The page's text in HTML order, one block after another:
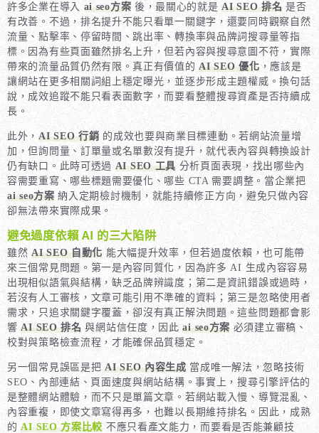
許多企業在導入 ai seo方案 後，最關心的就是AI SEO 排名是否
有改善。不過，排名提升不能只看單一關鍵字，還要同時觀察自然
流量、點擊率、停留時間、跳出率、轉換率與品牌詞搜尋量等指
標。因為有些頁面雖然排名上升，但若內容與搜尋意圖不符，實際
帶來的流量品質仍然有限。真正有價值的AI SEO 優化，應該是
讓網站在更多相關詞組上穩定曝光，並逐步形成主題權威。換句話
說，成效追蹤不能只看表面數字，而要看整體搜尋資產是否持續成
長。
此外，AI SEO 行銷 的成效也要與商業目標連動。若網站流量增
加，但詢問量、訂單量或名單數沒有提升，就代表內容與轉換設計
仍有缺口。此時可透過 AI SEO 工具 分析頁面表現，找出哪些內
容需要重寫、哪些標題需要優化、哪些 CTA 需要調整。當企業把
ai seo方案納入定期檢討機制，就能持續修正方向，避免只做內容
卻無法帶來實際成果。
避免過度依賴 AI 的三大陷阱
雖然AI SEO 自動化 能大幅提升效率，但若過度依賴，也可能帶
來三個常見問題。第一是內容同質化，因為許多 AI 生成內容容易
出現相似語氣與結構，缺乏品牌辨識度；第二是資訊錯誤或過時，
若沒有人工審核，文章可能引用不準確的資料；第三是忽略使用者
需求，只追求關鍵字覆蓋，卻沒有真正解決問題。這些問題都會影
響AI SEO 排名與網站信任度，因此ai seo方案 必須建立審稿、
校對與策略檢查流程，才能確保品質穩定。
另一個常見誤區是把 AI SEO 內容生成當成唯一解法，忽略技術
SEO、內部連結、頁面速度與網站結構。事實上，搜尋引擎評估的
是整體網站體驗，而不只是單篇文章。若網站載入慢、導覽混亂、
內容重複，即使文章寫得再多，也難以長期維持排名。因此，成熟
的AI SEO 方案比較 不應只看產文能力，而要看是否能兼顧技